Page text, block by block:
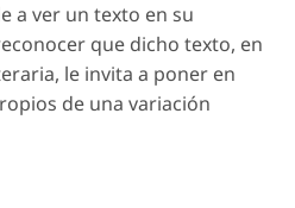
a ver un texto en su
que dicho texto, en
le invita a poner en
de una variación